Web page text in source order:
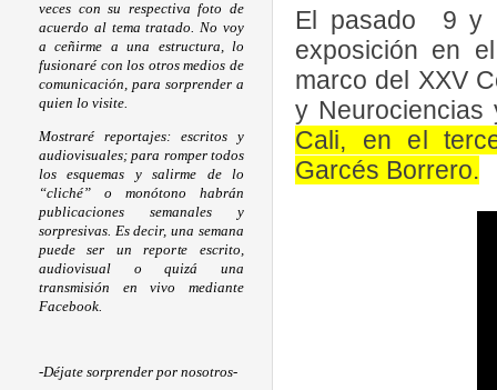
El pasado 9 y
exposición en
marco del XXV
y
Cali, en el
Garcés Borrero.
veces con su respectiva foto de
acuerdo al tema tratado. No voy
a ceñirme a una estructura, lo
fusionaré con los otros medios de
comunicación, para sorprender a
quien lo visite.
Mostraré reportajes: escritos y
audiovisuales; para romper todos
los esquemas y salirme de lo
“cliché” o monótono habrán
publicaciones semanales y
sorpresivas. Es decir, una semana
puede ser un reporte escrito,
audiovisual o quizá una
transmisión en vivo mediante
Facebook.
-Déjate sorprender por nosotros-